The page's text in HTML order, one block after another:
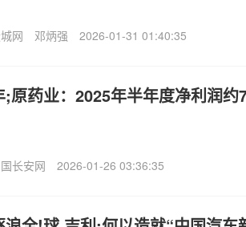
网 邓炳强 2026-01-31 01:40:35
;原药业：2025年半年度净利润约
长安网 2026-01-26 03:36:35